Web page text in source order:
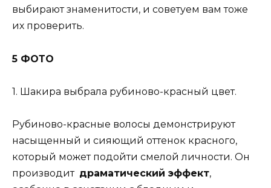
выбирают знаменитости, и советуем вам тоже
их проверить.
5 ФОТО
1. Шакира выбрала рубиново-красный цвет.
Рубиново-красные волосы демонстрируют
насыщенный и сияющий оттенок красного,
который может подойти смелой личности. Он
производит драматический эффект,